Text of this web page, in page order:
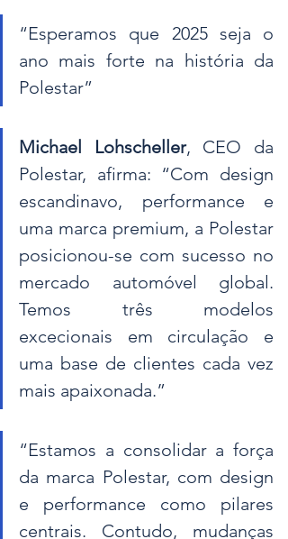
“Esperamos que 2025 seja o
ano mais forte na história da
Polestar”
Michael Lohscheller, CEO da
Polestar, afirma: “Com design
escandinavo, performance e
uma marca premium, a Polestar
posicionou-se com sucesso no
mercado automóvel global.
Temos três modelos
excecionais em circulação e
uma base de clientes cada vez
mais apaixonada.”
“Estamos a consolidar a força
da marca Polestar, com design
e performance como pilares
centrais. Contudo, mudanças